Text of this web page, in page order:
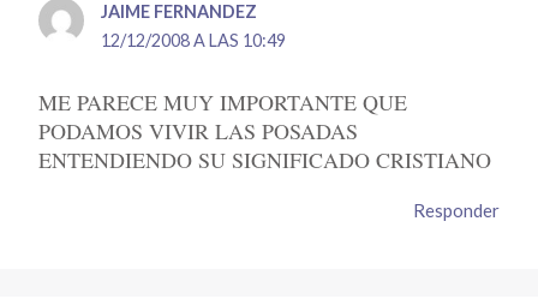
JAIME FERNANDEZ
12/12/2008 A LAS 10:49
ME PARECE MUY IMPORTANTE QUE
PODAMOS VIVIR LAS POSADAS
ENTENDIENDO SU SIGNIFICADO CRISTIANO
Responder